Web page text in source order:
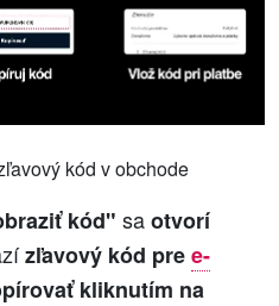
kód v obchode
kód" saotvorí
zľavový kód pree-
kliknutím na